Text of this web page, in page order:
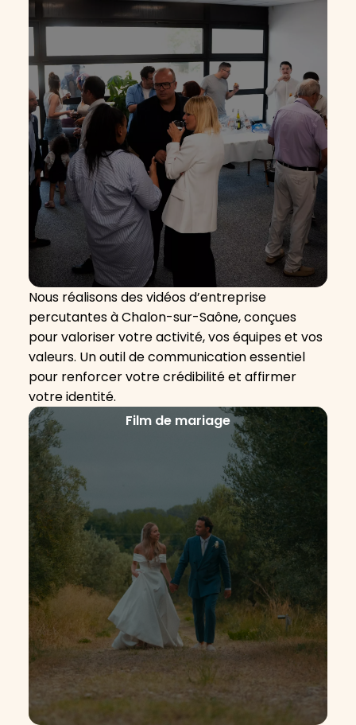
Nous réalisons des vidéos d’entreprise
percutantes à Chalon-sur-Saône, conçues
pour valoriser votre activité, vos équipes et vos
valeurs. Un outil de communication essentiel
pour renforcer votre crédibilité et affirmer
votre identité.
Film de mariage